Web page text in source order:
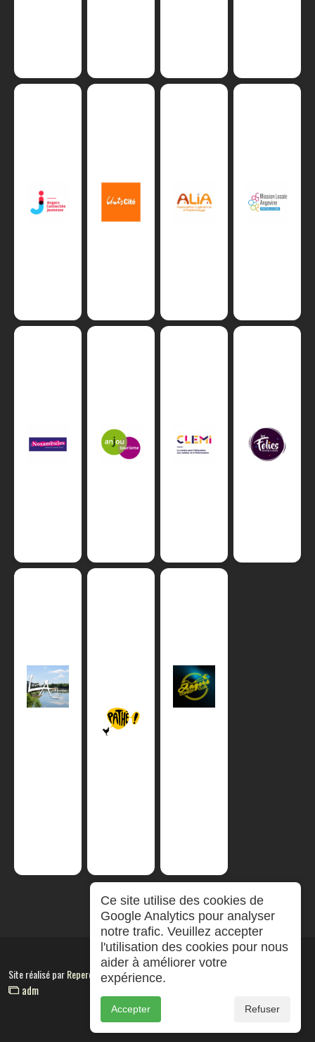
Site réalisé parRepereCom
adm
Ce site utilise des cookies de
Google Analytics pour analyser
notre trafic. Veuillez accepter
l'utilisation des cookies pour nous
aider à améliorer votre
expérience.
Accepter Refuser